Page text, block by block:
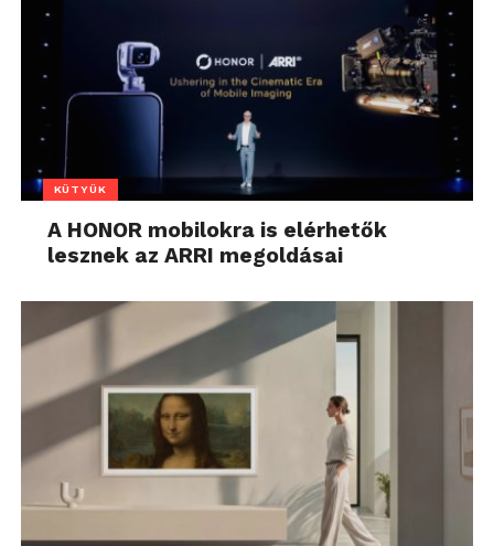
KÜTYÜK
A HONOR mobilokra is elérhetők
lesznek az ARRI megoldásai